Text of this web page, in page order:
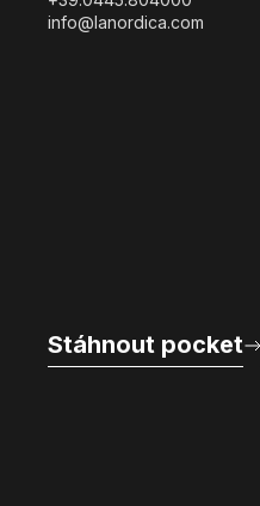
info@lanordica.com
Stáhnout pocket